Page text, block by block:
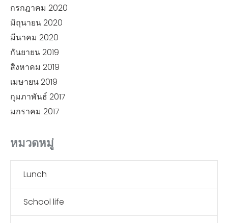
กรกฎาคม 2020
มิถุนายน 2020
มีนาคม 2020
กันยายน 2019
สิงหาคม 2019
เมษายน 2019
กุมภาพันธ์ 2017
มกราคม 2017
หมวดหมู่
Lunch
School life